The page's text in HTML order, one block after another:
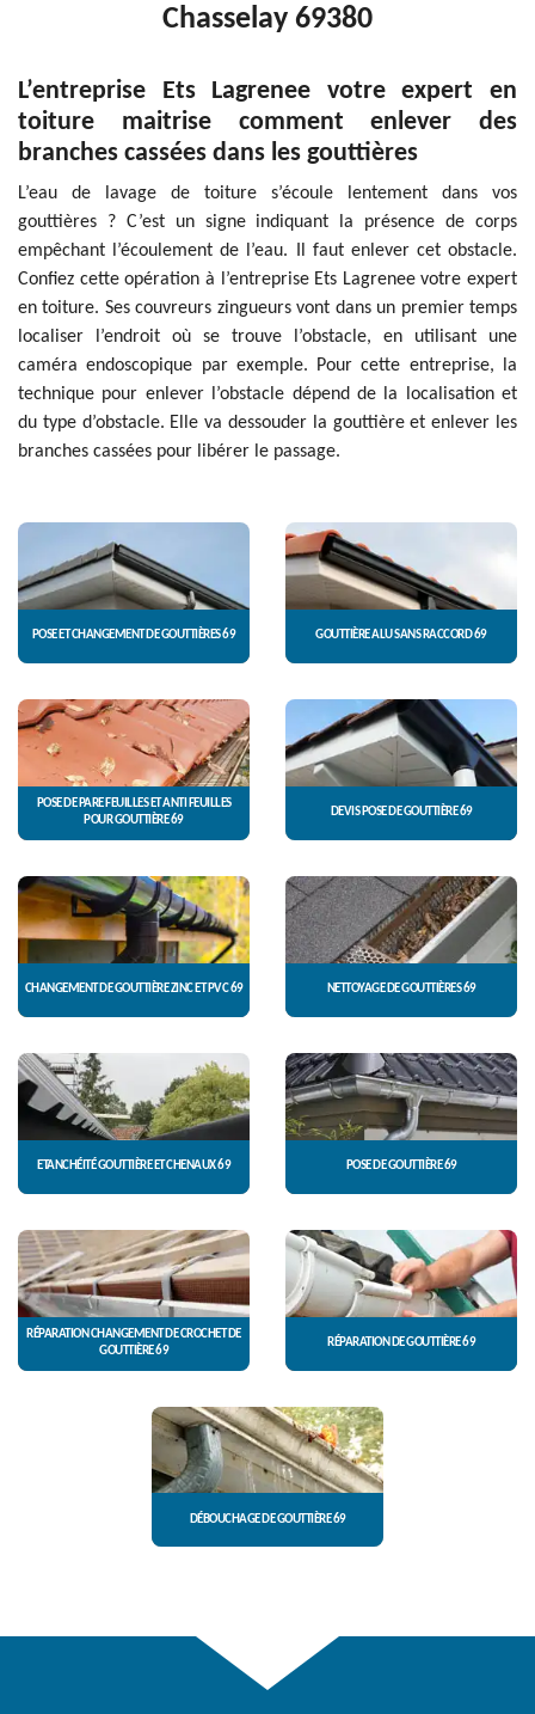
Chasselay 69380
L’entreprise Ets Lagrenee votre expert en
toiture maitrise comment enlever des
branches cassées dans les gouttières
L’eau de lavage de toiture s’écoule lentement dans vos
gouttières ? C’est un signe indiquant la présence de corps
empêchant l’écoulement de l’eau. Il faut enlever cet obstacle.
Confiez cette opération à l’entreprise Ets Lagrenee votre expert
en toiture. Ses couvreurs zingueurs vont dans un premier temps
localiser l’endroit où se trouve l’obstacle, en utilisant une
caméra endoscopique par exemple. Pour cette entreprise, la
technique pour enlever l’obstacle dépend de la localisation et
du type d’obstacle. Elle va dessouder la gouttière et enlever les
branches cassées pour libérer le passage.
POSE ET CHANGEMENT DE GOUTTIÈRES 69 GOUTTIÈRE ALU SANS RACCORD 69
POSE DE PARE FEUILLES ET ANTI FEUILLES
POUR GOUTTIÈRE 69
DEVIS POSE DE GOUTTIÈRE 69
CHANGEMENT DE GOUTTIÈRE ZINC ET PVC 69 NETTOYAGE DE GOUTTIÈRES 69
ETANCHÉITÉ GOUTTIÈRE ET CHENAUX 69 POSE DE GOUTTIÈRE 69
RÉPARATION CHANGEMENT DE CROCHET DE
GOUTTIÈRE 69
RÉPARATION DE GOUTTIÈRE 69
DÉBOUCHAGE DE GOUTTIÈRE 69